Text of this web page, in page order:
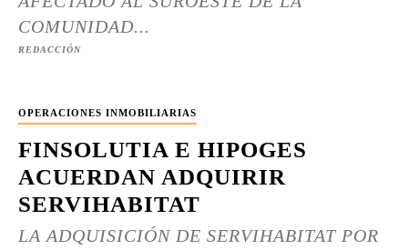
COMUNIDAD...
REDACCIÓN
OPERACIONES INMOBILIARIAS
FINSOLUTIA E HIPOGES
ACUERDAN ADQUIRIR
SERVIHABITAT
LA ADQUISICIÓN DE SERVIHABITAT POR